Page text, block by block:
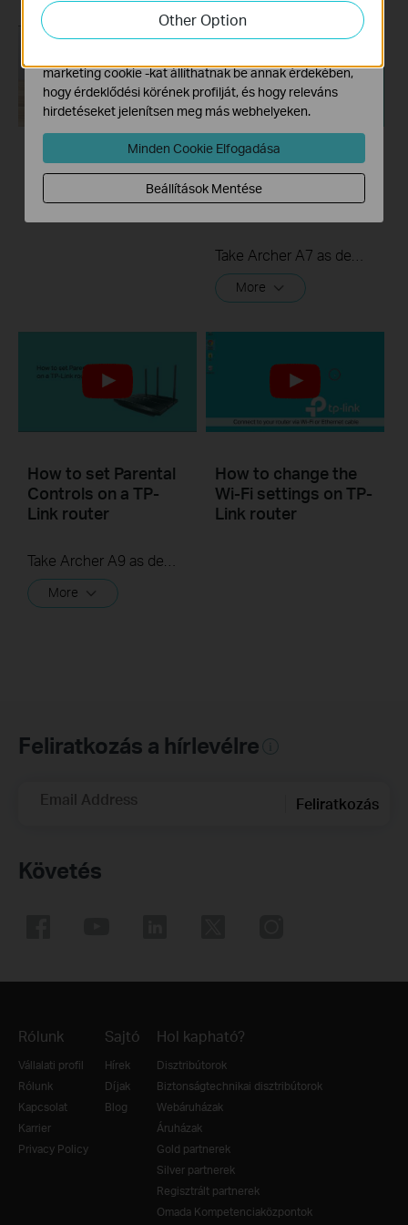
How to turn a router
Point?
How to set up Port
Forwarding on a TP-
Link router
More
How to set Parental
Controls on a TP-
Link router
More
How to change the
Wi-Fi settings on TP-
Link router
Feliratkozás a hírlevélre
Email Address Feliratkozás
Követés
Rólunk
Vállalati profil
Rólunk
Kapcsolat
Karrier
Privacy Policy
Sajtó
Hírek
Díjak
Blog
Hol kapható?
Disztribútorok
Biztonságtechnikai disztribútorok
Webáruházak
Áruházak
Gold partnerek
Silver partnerek
Regisztrált partnerek
Omada Kompetenciaközpontok
Other Option
elemezzük weboldalunkon végzett tevékenységeit, hogy
javítsuk és módosítsuk webhelyünk működését.
marketing cookie -kat állíthatnak be annak érdekében,
hogy érdeklődési körének profilját, és hogy releváns
hirdetéseket jelenítsen meg más webhelyeken.
Minden Cookie Elfogadása
Beállítások Mentése